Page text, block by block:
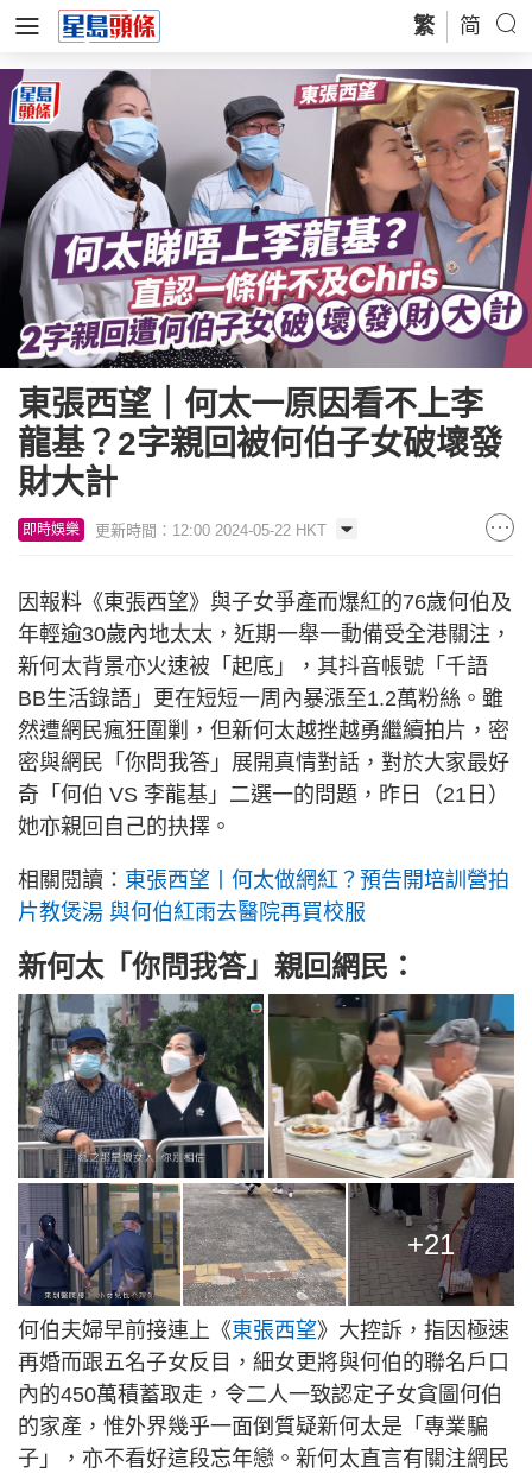
繁 简
東張西望｜何太一原因看不上李
龍基？2字親回被何伯子女破壞發
財大計
即時娛樂 更新時間：12:00 2024-05-22 HKT
因報料《東張西望》與子女爭產而爆紅的76歲何伯及
年輕逾30歲內地太太，近期一舉一動備受全港關注，
新何太背景亦火速被「起底」，其抖音帳號「千語
BB生活錄語」更在短短一周內暴漲至1.2萬粉絲。雖
然遭網民瘋狂圍剿，但新何太越挫越勇繼續拍片，密
密與網民「你問我答」展開真情對話，對於大家最好
奇「何伯 VS 李龍基」二選一的問題，昨日（21日）
她亦親回自己的抉擇。
相關閱讀： 東張西望丨何太做網紅？預告開培訓營拍
片教煲湯 與何伯紅雨去醫院再買校服
新何太「你問我答」親回網民：
+21
何伯夫婦早前接連上《東張西望》大控訴，指因極速
再婚而跟五名子女反目，細女更將與何伯的聯名戶口
內的450萬積蓄取走，令二人一致認定子女貪圖何伯
的家產，惟外界幾乎一面倒質疑新何太是「專業騙
子」，亦不看好這段忘年戀。新何太直言有關注網民